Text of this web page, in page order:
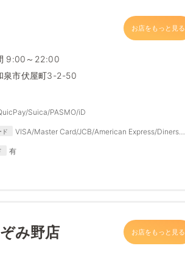
お店をもっと見る
営業時間 9:00～22:00
泉市伏屋町3-2-50
Suica/PASMO/iD
ド
VISA/Master Card/JCB/American Express/Diners
有
み野店 お店をもっと見る